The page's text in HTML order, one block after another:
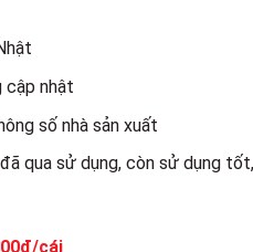
cập nhật
số nhà sản xuất
qua sử dụng, còn sử dụng
cái